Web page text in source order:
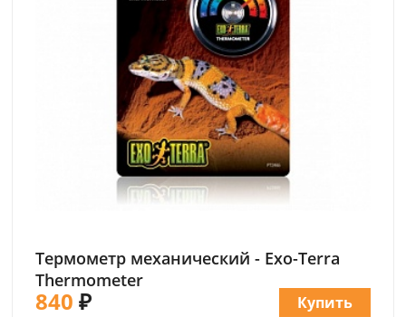
Термометр механический - Exo-Terra
Thermometer
840 ₽ Купить